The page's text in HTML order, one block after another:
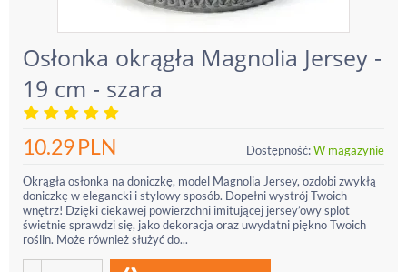
Osłonka okrągła Magnolia Jersey -
19 cm - szara
10.29PLN Dostępność:W magazynie
Okrągła osłonka na doniczkę, model Magnolia Jersey, ozdobi zwykłą
doniczkę w elegancki i stylowy sposób. Dopełni wystrój Twoich
wnętrz! Dzięki ciekawej powierzchni imitującej jersey’owy splot
świetnie sprawdzi się, jako dekoracja oraz uwydatni piękno Twoich
roślin. Może również służyć do...